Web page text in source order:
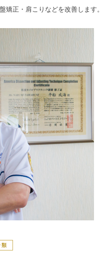
矯正・肩こりなどを改善します。
類